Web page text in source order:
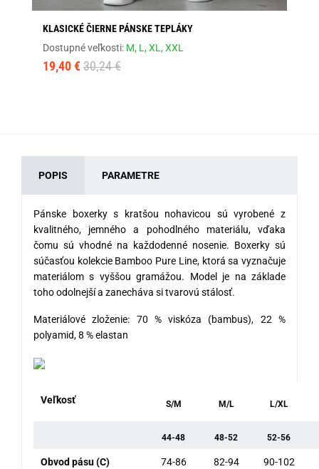
KLASICKÉ ČIERNE PÁNSKE TEPLÁKY
Dostupné veľkosti: M, L,XL,XXL
19,40 € 30,24 €
POPIS PARAMETRE
Pánske boxerky s kratšou nohavicou sú vyrobené z
kvalitného, jemného a pohodlného materiálu, vďaka
čomu sú vhodné na každodenné nosenie. Boxerky sú
súčasťou kolekcie Bamboo Pure Line, ktorá sa vyznačuje
materiálom s vyššou gramážou. Model je na základe
toho odolnejší a zanecháva si tvarovú stálosť.
Materiálové zloženie: 70 % viskóza (bambus), 22 %
polyamid, 8 % elastan
Veľkosť S/M M/L L/XL
44-48 48-52 52-56
Obvod pásu (C) 74-86 82-94 90-102